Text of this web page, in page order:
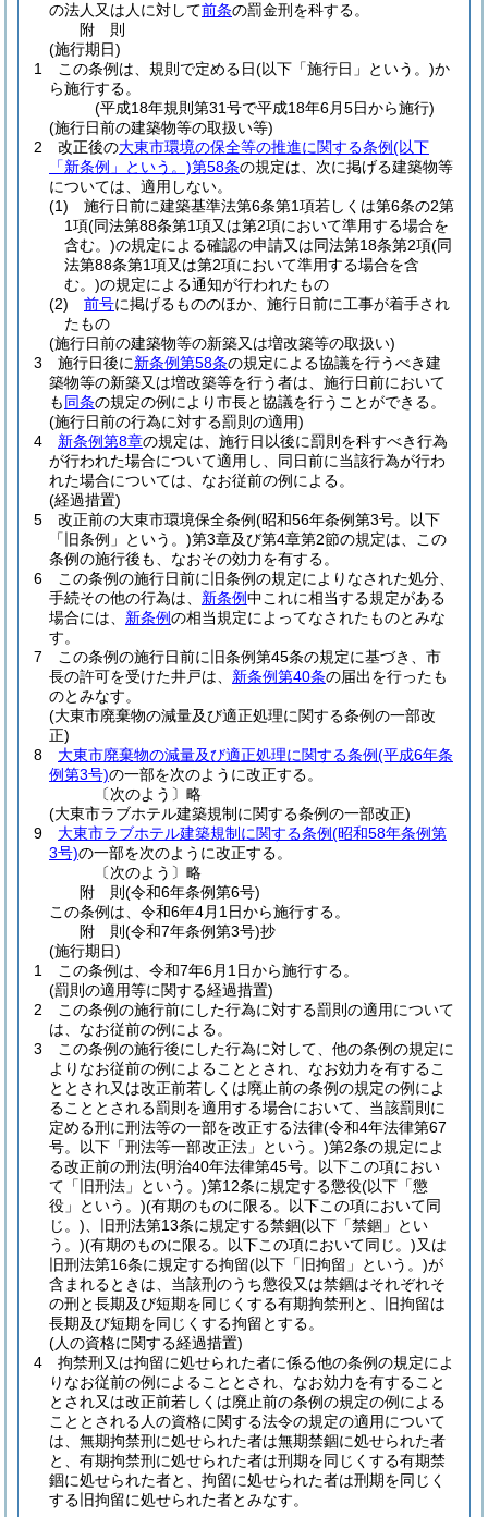
の法人又は人に対して前条の罰金刑を科する。
附 則
(施行期日)
1
この条例は、規則で定める日(以下「施行日」という。)か
ら施行する。
(平成18年規則第31号で平成18年6月5日から施行)
(施行日前の建築物等の取扱い等)
2
改正後の大東市環境の保全等の推進に関する条例(以下
「新条例」という。)第58条の規定は、次に掲げる建築物等
については、適用しない。
(1)
施行日前に建築基準法第6条第1項若しくは第6条の2第
1項(同法第88条第1項又は第2項において準用する場合を
含む。)の規定による確認の申請又は同法第18条第2項(同
法第88条第1項又は第2項において準用する場合を含
む。)の規定による通知が行われたもの
(2)
前号に掲げるもののほか、施行日前に工事が着手され
たもの
(施行日前の建築物等の新築又は増改築等の取扱い)
3
施行日後に新条例第58条の規定による協議を行うべき建
築物等の新築又は増改築等を行う者は、施行日前において
も同条の規定の例により市長と協議を行うことができる。
(施行日前の行為に対する罰則の適用)
4
新条例第8章の規定は、施行日以後に罰則を科すべき行為
が行われた場合について適用し、同日前に当該行為が行わ
れた場合については、なお従前の例による。
(経過措置)
5
改正前の大東市環境保全条例(昭和56年条例第3号。以下
「旧条例」という。)第3章及び第4章第2節の規定は、この
条例の施行後も、なおその効力を有する。
6
この条例の施行日前に旧条例の規定によりなされた処分、
手続その他の行為は、 新条例中これに相当する規定がある
場合には、 新条例の相当規定によってなされたものとみな
す。
7
この条例の施行日前に旧条例第45条の規定に基づき、市
長の許可を受けた井戸は、 新条例第40条の届出を行ったも
のとみなす。
(大東市廃棄物の減量及び適正処理に関する条例の一部改
正)
8
大東市廃棄物の減量及び適正処理に関する条例(平成6年条
例第3号)の一部を次のように改正する。
〔次のよう〕略
(大東市ラブホテル建築規制に関する条例の一部改正)
9
大東市ラブホテル建築規制に関する条例(昭和58年条例第
3号)の一部を次のように改正する。
〔次のよう〕略
附 則(令和6年条例第6号)
この条例は、令和6年4月1日から施行する。
附 則(令和7年条例第3号)抄
(施行期日)
1
この条例は、令和7年6月1日から施行する。
(罰則の適用等に関する経過措置)
2
この条例の施行前にした行為に対する罰則の適用について
は、なお従前の例による。
3
この条例の施行後にした行為に対して、他の条例の規定に
よりなお従前の例によることとされ、なお効力を有するこ
ととされ又は改正前若しくは廃止前の条例の規定の例によ
ることとされる罰則を適用する場合において、当該罰則に
定める刑に刑法等の一部を改正する法律(令和4年法律第67
号。以下「刑法等一部改正法」という。)第2条の規定によ
る改正前の刑法(明治40年法律第45号。以下この項におい
て「旧刑法」という。)第12条に規定する懲役(以下「懲
役」という。)(有期のものに限る。以下この項において同
じ。) 、旧刑法第13条に規定する禁錮(以下「禁錮」とい
う。)(有期のものに限る。以下この項において同じ。)又は
旧刑法第16条に規定する拘留(以下「旧拘留」という。)が
含まれるときは、当該刑のうち懲役又は禁錮はそれぞれそ
の刑と長期及び短期を同じくする有期拘禁刑と、旧拘留は
長期及び短期を同じくする拘留とする。
(人の資格に関する経過措置)
4
拘禁刑又は拘留に処せられた者に係る他の条例の規定によ
りなお従前の例によることとされ、なお効力を有すること
とされ又は改正前若しくは廃止前の条例の規定の例による
こととされる人の資格に関する法令の規定の適用について
は、無期拘禁刑に処せられた者は無期禁錮に処せられた者
と、有期拘禁刑に処せられた者は刑期を同じくする有期禁
錮に処せられた者と、拘留に処せられた者は刑期を同じく
する旧拘留に処せられた者とみなす。